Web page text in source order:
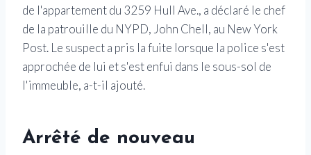
de l'appartement du 3259 Hull Ave., a déclaré le chef
de la patrouille du NYPD, John Chell, au New York
Post. Le suspect a pris la fuite lorsque la police s'est
approchée de lui et s'est enfui dans le sous-sol de
l'immeuble, a-t-il ajouté.
Arrêté de nouveau